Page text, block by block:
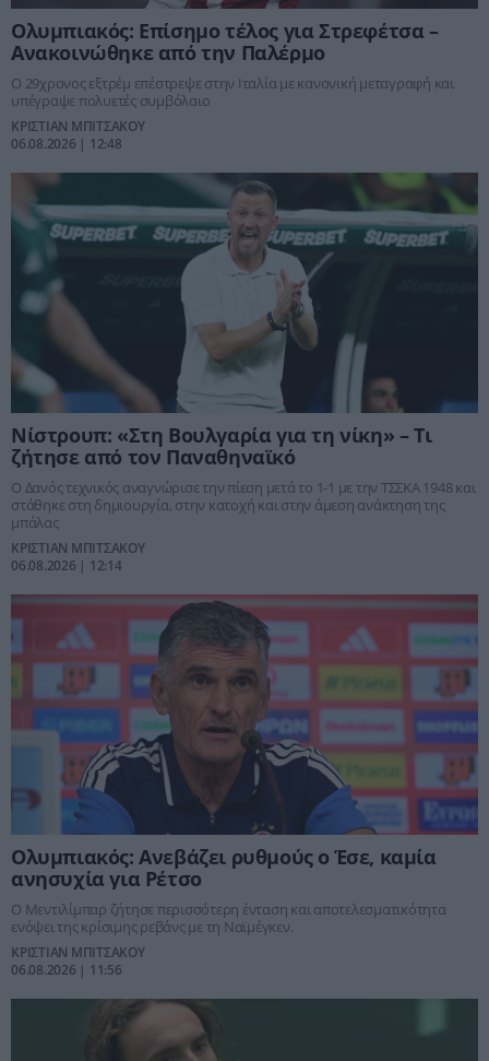
Ολυμπιακός: Επίσημο τέλος για Στρεφέτσα –
Ανακοινώθηκε από την Παλέρμο
Ο 29χρονος εξτρέμ επέστρεψε στην Ιταλία με κανονική μεταγραφή και
υπέγραψε πολυετές συμβόλαιο
ΚΡΙΣΤΙΑΝ ΜΠΙΤΣΑΚΟΥ
06.08.2026 | 12:48
Νίστρουπ: «Στη Βουλγαρία για τη νίκη» – Τι
ζήτησε από τον Παναθηναϊκό
Ο Δανός τεχνικός αναγνώρισε την πίεση μετά το 1-1 με την ΤΣΣΚΑ 1948 και
στάθηκε στη δημιουργία, στην κατοχή και στην άμεση ανάκτηση της
μπάλας
ΚΡΙΣΤΙΑΝ ΜΠΙΤΣΑΚΟΥ
06.08.2026 | 12:14
Ολυμπιακός: Ανεβάζει ρυθμούς ο Έσε, καμία
ανησυχία για Ρέτσο
Ο Μεντιλίμπαρ ζήτησε περισσότερη ένταση και αποτελεσματικότητα
ενόψει της κρίσιμης ρεβάνς με τη Ναϊμέγκεν.
ΚΡΙΣΤΙΑΝ ΜΠΙΤΣΑΚΟΥ
06.08.2026 | 11:56